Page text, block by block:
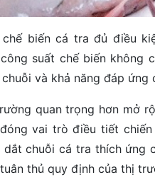
biến cá tra đủ điều
suất chế biến không
và khả năng đáp
quan trọng hơn mở
vai trò điều tiết
chuỗi cá tra thích ứng
thủ quy định của thị